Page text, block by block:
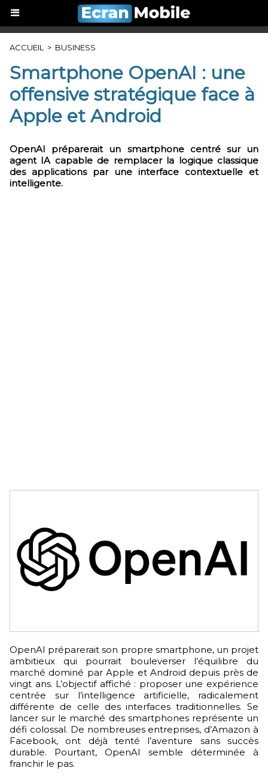
ACCUEIL > BUSINESS
Smartphone OpenAI : une
offensive stratégique face à
Apple et Android
OpenAI préparerait un smartphone centré sur un
agent IA capable de remplacer la logique classique
des applications par une interface contextuelle et
intelligente.
OpenAI préparerait son propre smartphone, un projet
ambitieux qui pourrait bouleverser l’équilibre du
marché dominé par Apple et Android depuis près de
vingt ans. L’objectif affiché : proposer une expérience
centrée sur l’intelligence artificielle, radicalement
différente de celle des interfaces traditionnelles. Se
lancer sur le marché des smartphones représente un
défi colossal. De nombreuses entreprises, d’Amazon à
Facebook, ont déjà tenté l’aventure sans succès
durable. Pourtant, OpenAI semble déterminée à
franchir le pas.